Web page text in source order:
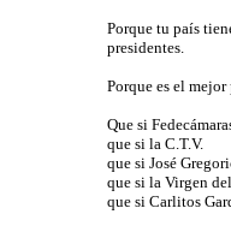
Porque tu país
presidentes.
Porque es el
Que si
que si la C.T.V.
que si José
que si la Virgen
que si Carlitos